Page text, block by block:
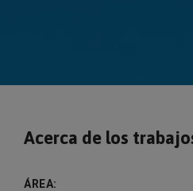
Acerca de los
ÁREA: